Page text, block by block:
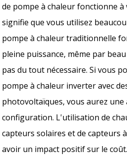
de pompe à chaleur fonctionne à
signifie que vous utilisez
pompe à chaleur traditionnelle
pleine puissance, même par
pas du tout nécessaire. Si vous
pompe à chaleur inverter avec
photovoltaïques, vous aurez une
configuration. L'utilisation de
capteurs solaires et de capteurs
avoir un impact positif sur le